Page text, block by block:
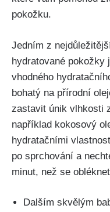
pokožku.
Jedním z
hydratované ⁣pokožky
vhodného
bohatý⁣ na‍ přírodní
⁣zastavit únik vlhkosti
například kokosový
hydratačními
po sprchování a
minut, než ⁤se⁤
Dalším skvělým